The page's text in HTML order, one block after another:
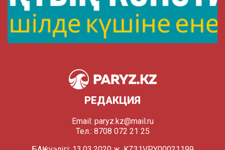
РЕДАКЦИЯ
Email: paryz.kz@mail.ru
Тел.: 8708 072 21 25